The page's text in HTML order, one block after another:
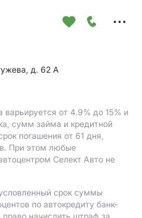
д. 62 А
варьируется от 4.9% до 15% и
сумм займа и кредитной
погашения от 61 дня,
При этом любые
Селект Авто не
срок суммы
по автокредиту банк-
право начислить штраф за